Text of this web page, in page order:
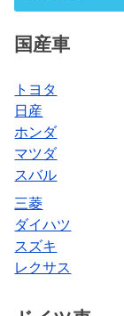
国産車
トヨタ
日産
ホンダ
マツダ
スバル
三菱
ダイハツ
スズキ
レクサス